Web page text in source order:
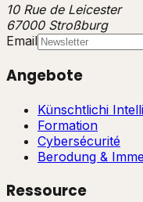
10 Rue de Leicester
67000 Stroßburg
Email
Angebote
Künschtlichi
Formation
Cybersécurité
Berodung &
Ressource